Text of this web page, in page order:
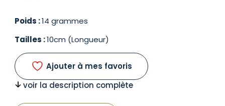
Poids :14 grammes
Tailles :10cm (Longueur)
Ajouter à mes favoris
voir la description complète